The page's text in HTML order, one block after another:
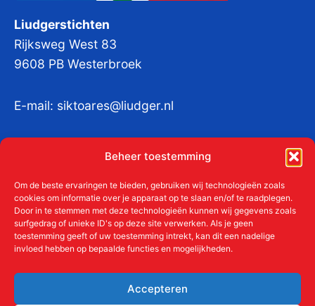
Beheer toestemming
Om de beste ervaringen te bieden, gebruiken wij technologieën zoals
cookies om informatie over je apparaat op te slaan en/of te raadplegen.
Door in te stemmen met deze technologieën kunnen wij gegevens zoals
surfgedrag of unieke ID's op deze site verwerken. Als je geen
toestemming geeft of uw toestemming intrekt, kan dit een nadelige
invloed hebben op bepaalde functies en mogelijkheden.
Accepteren
Liudgerstichten
Rijksweg West 83
9608 PB Westerbroek
E-mail: siktoares@liudger.nl
KvKnr:41011712
Meer over de Liudgerstichten
Aanmelden als donateur
ANBI